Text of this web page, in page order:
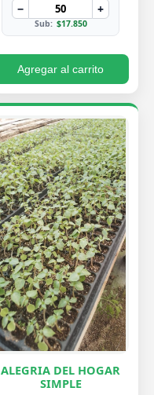
− +
Sub: $17.850
Agregar al carrito
ALEGRIA DEL HOGAR
SIMPLE